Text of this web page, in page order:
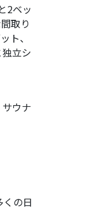
2ベッ
取り
ト、
立シ
ウナ
の日